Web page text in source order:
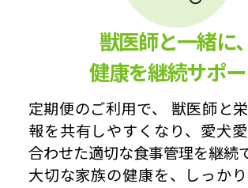
獣医師と一緒に、
健康を継続サポ
定期便のご利用で、 獣医師と
報を共有しやすくなり、愛犬
合わせた適切な食事管理を継続
大切な家族の健康を、しっか